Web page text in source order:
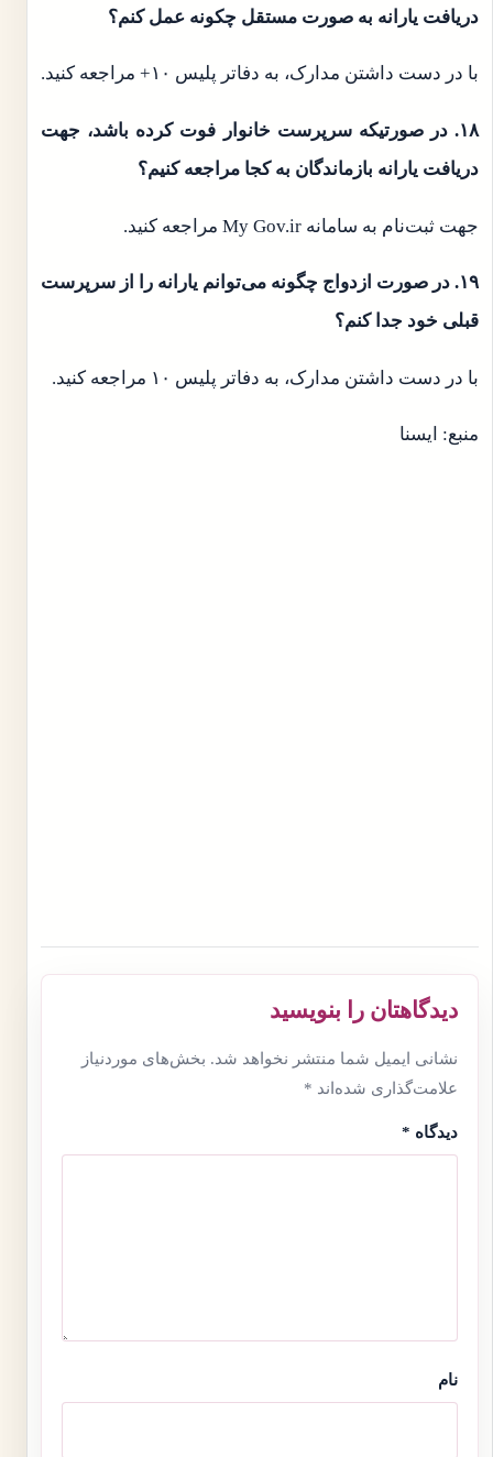
دریافت یارانه به صورت مستقل چکونه عمل کنم؟
با در دست داشتن مدارک، به دفاتر پلیس ۱۰+ مراجعه کنید.
۱۸. در صورتیکه سرپرست خانوار فوت کرده باشد، جهت
دریافت یارانه بازماندگان به کجا مراجعه کنیم؟
جهت ثبت‌نام به سامانه My Gov.ir مراجعه کنید.
۱۹. در صورت ازدواج چگونه می‌توانم یارانه را از سرپرست
قبلی خود جدا کنم؟
با در دست داشتن مدارک، به دفاتر پلیس ۱۰ مراجعه کنید.
منبع: ایسنا
دیدگاهتان را بنویسید
نشانی ایمیل شما منتشر نخواهد شد. بخش‌های موردنیاز
علامت‌گذاری شده‌اند *
دیدگاه *
نام